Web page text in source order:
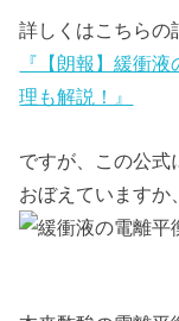
詳しくはこちらの
『【朗報】緩衝
理も解説！』
ですが、この公式
おぼえていますか、